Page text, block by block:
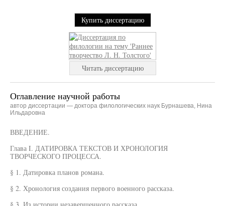
Купить диссертацию
Читать диссертацию
Оглавление научной работы
автор диссертации — доктора филологических наук Бурнашева, Нина
Ильдаровна
ВВЕДЕНИЕ.
Глава I. ДАТИРОВКА ТЕКСТОВ И ХРОНОЛОГИЯ
ТВОРЧЕСКОГО ПРОЦЕССА.
§ 1. Датировка планов романа.
§ 2. Хронология создания первого военного рассказа.